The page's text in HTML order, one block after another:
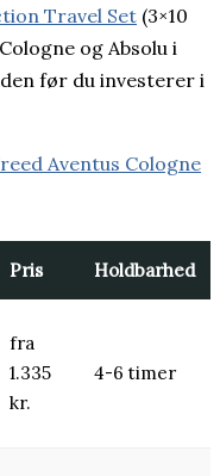
Travel Set (3×10
og Absolu i
før du investerer i
Aventus Cologne
Pris Holdbarhed
fra
1.335
kr.
4-6 timer